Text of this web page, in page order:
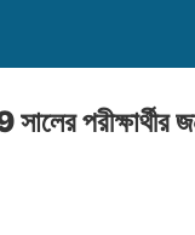
পরীক্ষার্থীর